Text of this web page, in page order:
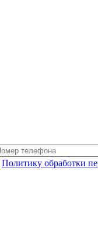
Политику обработки